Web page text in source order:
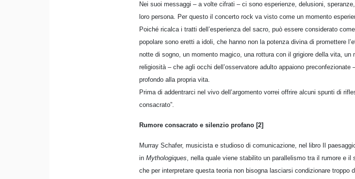
Nei suoi messaggi – a volte cifrati – ci sono esperienze, delusioni,
loro persona. Per questo il concerto rock va visto come un momento
Poiché ricalca i tratti dell’esperienza del sacro, può essere considerato
popolare sono eretti a idoli, che hanno non la potenza divina di promettere
notte di sogno, un momento magico, una rottura con il grigiore della vita,
religiosità – che agli occhi dell’osservatore adulto appaiono
profondo alla propria vita.
Prima di addentrarci nel vivo dell’argomento vorrei offrire alcuni spunti di
consacrato”.
Rumore consacrato e silenzio profano [2]
Murray Schafer, musicista e studioso di comunicazione, nel libro Il
in Mythologiques, nella quale viene stabilito un parallelismo tra il rumore e
che per interpretare questa teoria non bisogna lasciarsi condizionare